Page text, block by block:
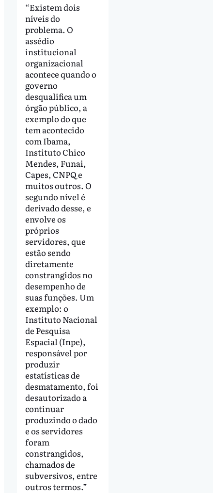
“Existem dois
níveis do
problema. O
assédio
institucional
organizacional
acontece quando o
governo
desqualifica um
órgão público, a
exemplo do que
tem acontecido
com Ibama,
Instituto Chico
Mendes, Funai,
Capes, CNPQ e
muitos outros. O
segundo nível é
derivado desse, e
envolve os
próprios
servidores, que
estão sendo
diretamente
constrangidos no
desempenho de
suas funções. Um
exemplo: o
Instituto Nacional
de Pesquisa
Espacial (Inpe),
responsável por
produzir
estatísticas de
desmatamento, foi
desautorizado a
continuar
produzindo o dado
e os servidores
foram
constrangidos,
chamados de
subversivos, entre
outros termos.”